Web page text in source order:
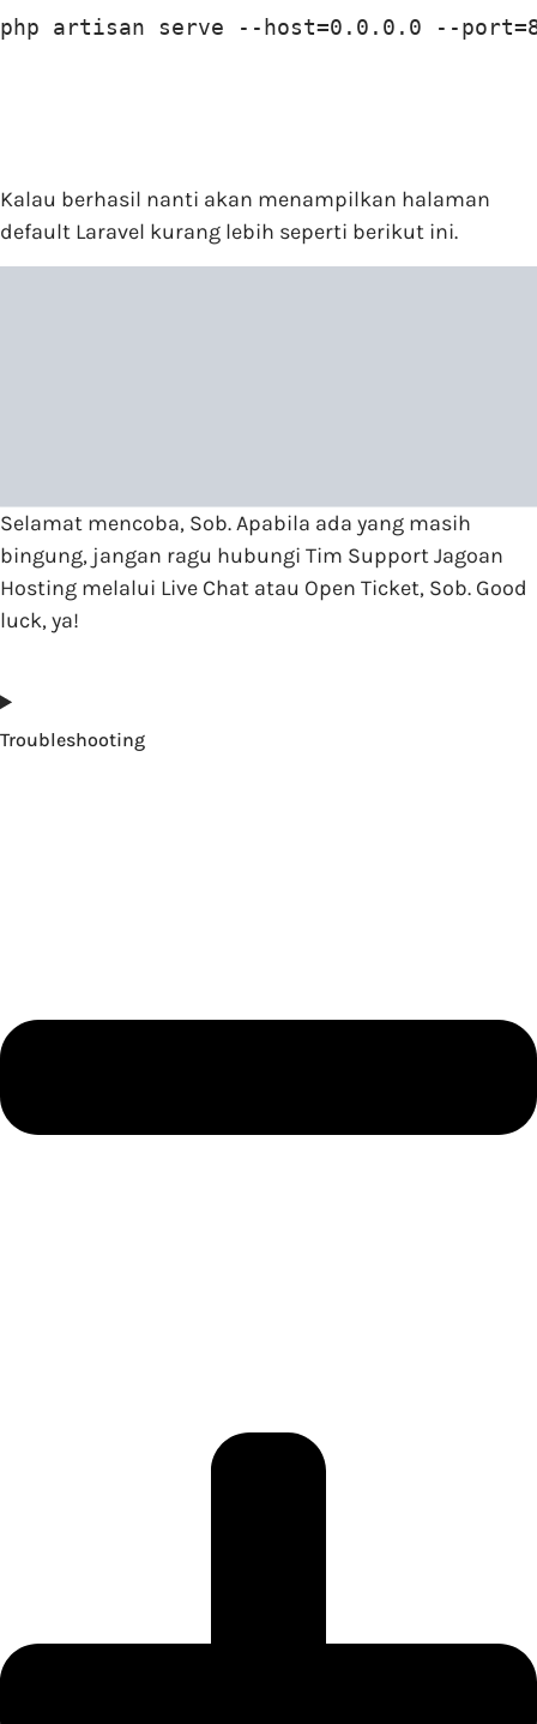
php artisan serve --host=0.0.0.0 --
Kalau berhasil nanti akan menampilkan halaman
default Laravel kurang lebih seperti berikut ini.
Selamat mencoba, Sob. Apabila ada yang masih
bingung, jangan ragu hubungi Tim Support Jagoan
Hosting melalui Live Chat atau Open Ticket, Sob. Good
luck, ya!
Troubleshooting